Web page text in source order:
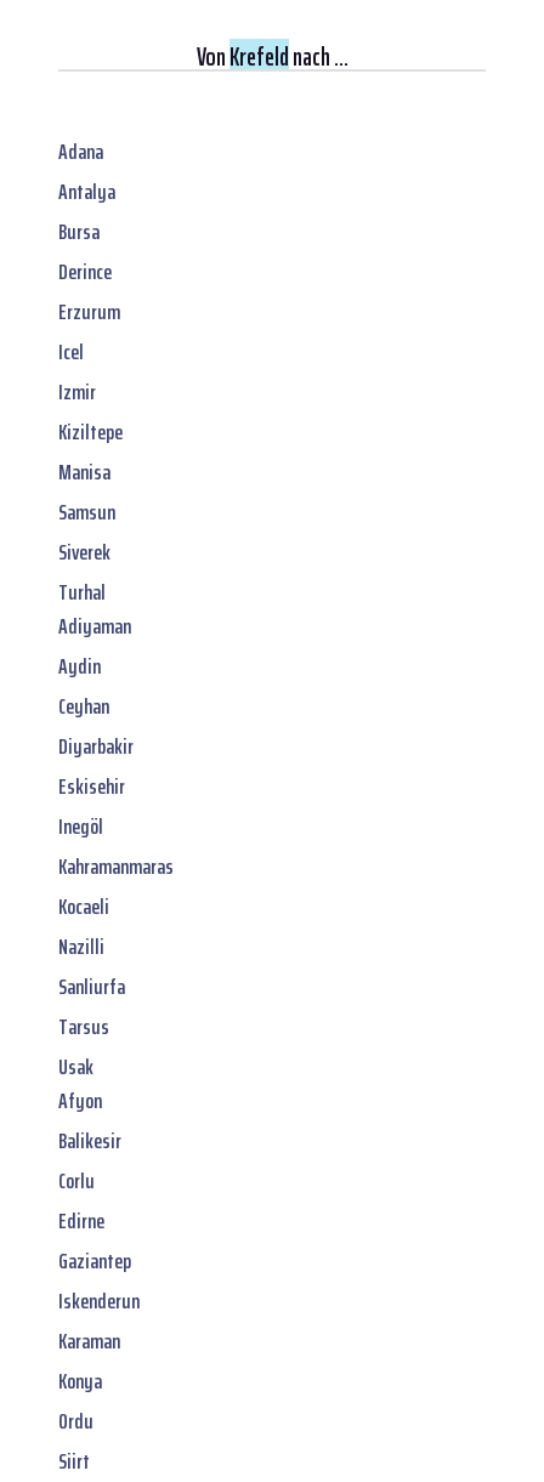
VonKrefeldnach ...
Adana
Antalya
Bursa
Derince
Erzurum
Icel
Izmir
Kiziltepe
Manisa
Samsun
Siverek
Turhal
Adiyaman
Aydin
Ceyhan
Diyarbakir
Eskisehir
Inegöl
Kahramanmaras
Kocaeli
Nazilli
Sanliurfa
Tarsus
Usak
Afyon
Balikesir
Corlu
Edirne
Gaziantep
Iskenderun
Karaman
Konya
Ordu
Siirt